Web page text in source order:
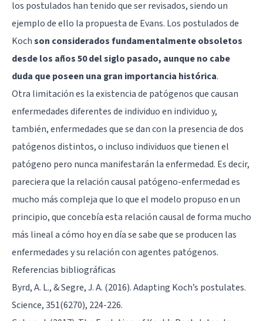
los postulados han tenido que ser revisados, siendo un
ejemplo de ello la propuesta de Evans. Los postulados de
Kochson considerados fundamentalmente obsoletos
desde los años 50 del siglo pasado, aunque no cabe
duda que poseen una gran importancia histórica.
Otra limitación es la existencia de patógenos que causan
enfermedades diferentes de individuo en individuo y,
también, enfermedades que se dan con la presencia de dos
patógenos distintos, o incluso individuos que tienen el
patógeno pero nunca manifestarán la enfermedad. Es decir,
pareciera que la relación causal patógeno-enfermedad es
mucho más compleja que lo que el modelo propuso en un
principio, que concebía esta relación causal de forma mucho
más lineal a cómo hoy en día se sabe que se producen las
enfermedades y su relación con agentes patógenos.
Referencias bibliográficas
Byrd, A. L., & Segre, J. A. (2016). Adapting Koch’s postulates.
Science, 351(6270), 224-226.